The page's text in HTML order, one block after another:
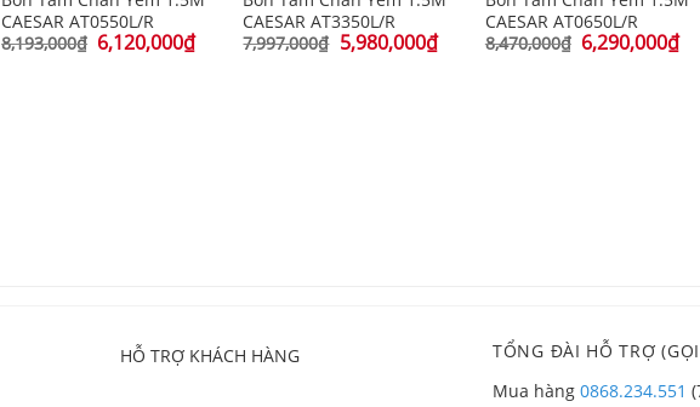
CAESAR AT0550L/R
8,193,000₫ 6,120,000₫
CAESAR AT3350L/R
7,997,000₫ 5,980,000₫
CAESAR AT0650L/R
8,470,000₫ 6,290,000₫
HỖ TRỢ KHÁCH HÀNG
TỔNG ĐÀI HỖ TRỢ
Mua hàng 0868.234.551